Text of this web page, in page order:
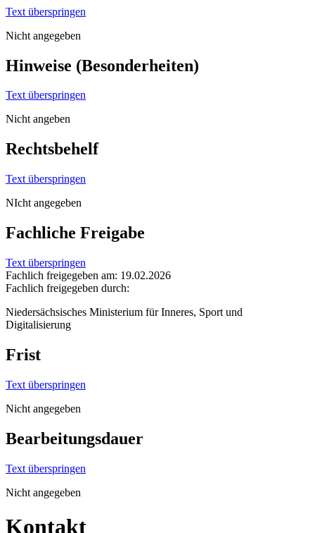
Text überspringen
Nicht angegeben
Hinweise (Besonderheiten)
Text überspringen
Nicht angeben
Rechtsbehelf
Text überspringen
NIcht angegeben
Fachliche Freigabe
Text überspringen
Fachlich freigegeben am: 19.02.2026
Fachlich freigegeben durch:
Niedersächsisches Ministerium für Inneres, Sport und
Digitalisierung
Frist
Text überspringen
Nicht angegeben
Bearbeitungsdauer
Text überspringen
Nicht angegeben
Kontakt